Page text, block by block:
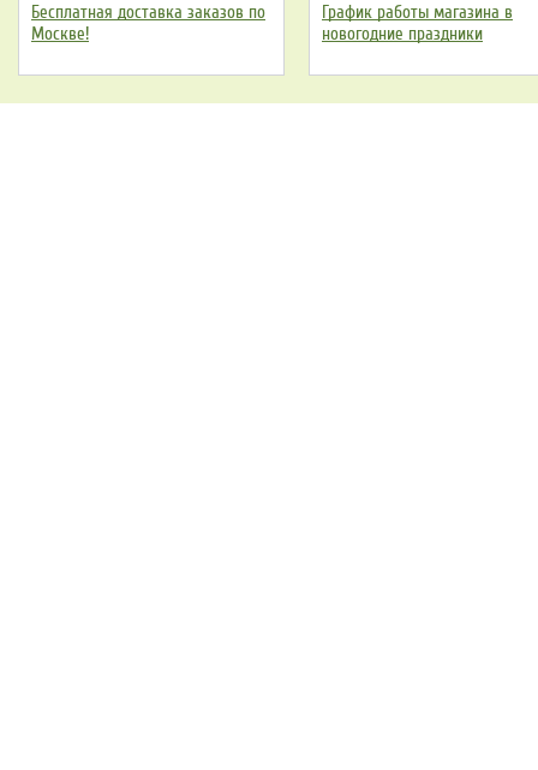
Бесплатная доставка заказов по
Москве!
График работы магазина в
новогодние праздники